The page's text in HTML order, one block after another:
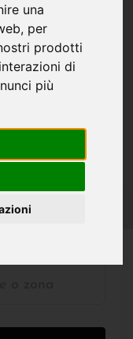
una
, per
prodotti
di
più